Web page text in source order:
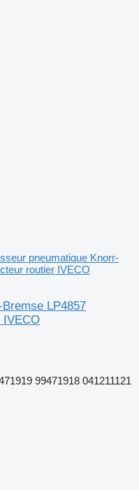
pneumatique Knorr-
routier IVECO
LP4857
IVECO
99471918 041211121